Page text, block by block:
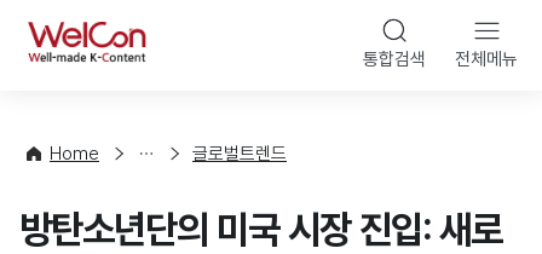
WelCon 통합검색 전체메뉴
Home
향
계
글로벌트렌드
방탄소년단의 미국 시장 진입: 새로